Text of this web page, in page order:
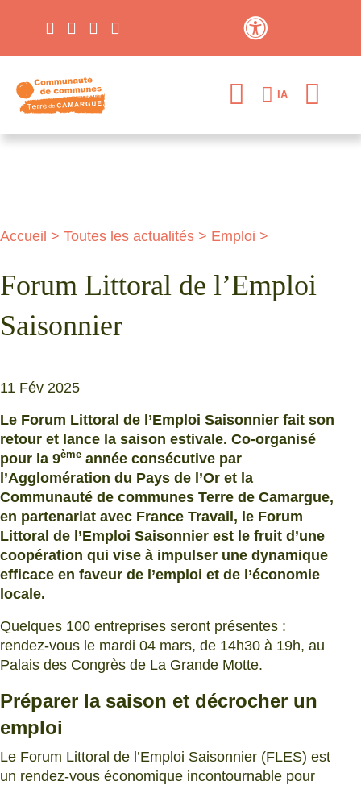
IA
Accueil > Toutes les actualités > Emploi >
Forum Littoral de l’Emploi
Saisonnier
11 Fév 2025
Le Forum Littoral de l’Emploi Saisonnier fait son
retour et lance la saison estivale. Co-organisé
pour la 9ème année consécutive par
l’Agglomération du Pays de l’Or et la
Communauté de communes Terre de Camargue,
en partenariat avec France Travail, le Forum
Littoral de l’Emploi Saisonnier est le fruit d’une
coopération qui vise à impulser une dynamique
efficace en faveur de l’emploi et de l’économie
locale.
Quelques 100 entreprises seront présentes :
rendez-vous le mardi 04 mars, de 14h30 à 19h, au
Palais des Congrès de La Grande Motte.
Préparer la saison et décrocher un
emploi
Le Forum Littoral de l’Emploi Saisonnier (FLES) est
un rendez-vous économique incontournable pour